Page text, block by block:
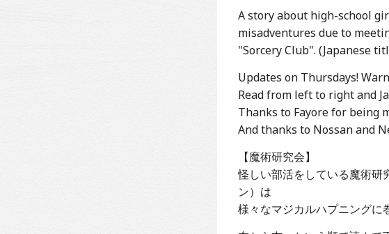
A story about high-school
misadventures due to
"Sorcery Club". (Japanese
Updates on Thursdays!
Read from left to right and
Thanks to Fayore for being
And thanks to Nossan and
【魔術研究会】
怪しい部活をしている魔術研
ン）は
様々なマジカルハプニングに